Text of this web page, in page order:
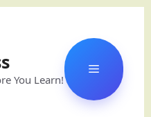
You Learn!
Menu